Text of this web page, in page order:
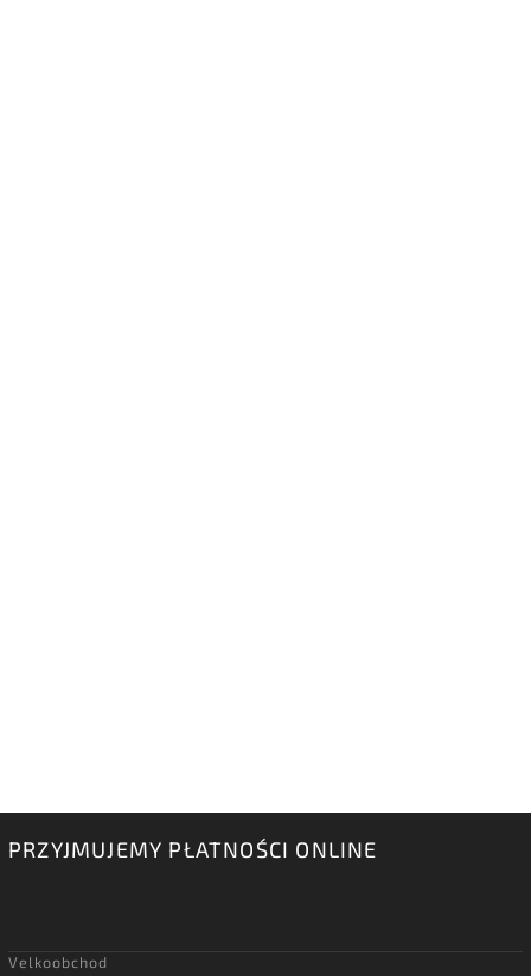
PRZYJMUJEMY PŁATNOŚCI ONLINE
Velkoobchod